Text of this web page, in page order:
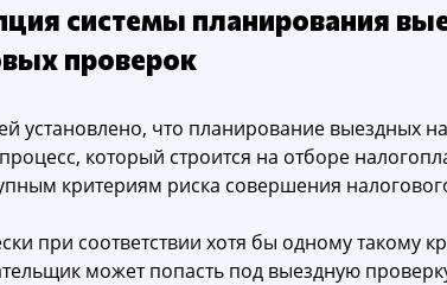
системы планирования
проверок
установлено, что планирование выездных
который строится на отборе
критериям риска совершения
при соответствии хотя бы одному такому
может попасть под выездную